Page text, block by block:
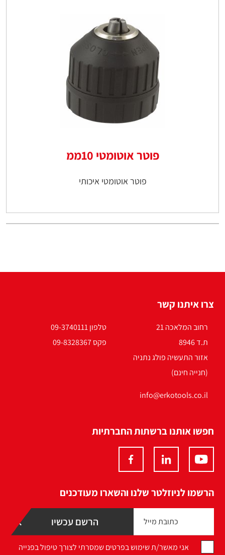
פוטר אוטומטי 10ממ
פוטר אוטומטי איכותי
צרו איתנו קשר
רחוב המלאכה 21
ת.ד 8946
אזור התעשיה פולג נתניה
(חנייה חינם)
טלפון 09-3740111
פקס 09-8328367
info@erkotools.co.il
חפשו אותנו ברשתות החברתיות
הרשמו לניוזלטר שלנו והשארו מעודכנים
אני מאשר/ת שימוש בפרטים שמסרתי לצורך טיפול בפנייה